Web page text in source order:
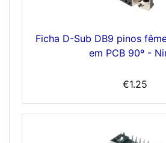
Ficha D-Sub DB9 pinos
em PCB 90º -
€1.25